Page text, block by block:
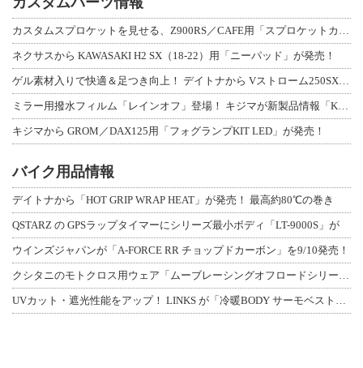
カスタムスプロケットを見せる、Z900RS／CAFE用「スプロケットカバーフルキ
ネクサスから KAWASAKI H2 SX（18-22）用「ニーパッド」が発売！
ゲル素材入りで快適＆足つき向上！ デイトナから Vストローム250SX用「快適ロ
ミラー用撥水フィルム「レインオフ」登場！ キジマが新製品情報「KIJIMA NE
キジマから GROM／DAX125用「フォグランプKIT LED」が発売！
バイク用品情報
デイトナから「HOT GRIP WRAP HEAT」が発売！ 最高約80℃の巻き
QSTARZ の GPSラップタイマーにシリーズ最小ボディ「LT-9000S」が
ウインズジャパンが「A-FORCE RR チョップドカーボン」を9/10発売！
クシタニのモトクロス用ウェア「ムーブレーシングオフロードシリーズ」3アイテムが登
UVカット・遮光性能をアップ！ LINKS が「冷暖BODY サーモベスト」改良